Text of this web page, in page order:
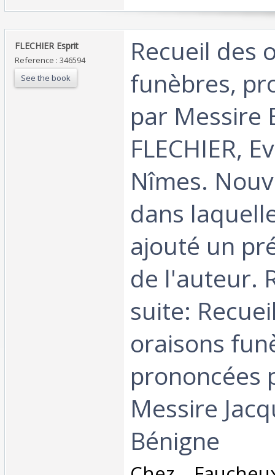
‎FLECHIER Esprit‎
Reference : 346594
See the book
‎Recueil des
funèbres,
par Messire
FLECHIER,
Nîmes.
dans
ajouté un
de l'auteur.
suite:
oraisons
prononcées
Messire
Bénigne‎